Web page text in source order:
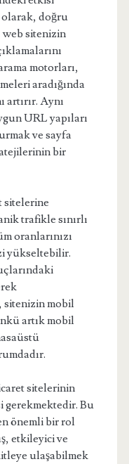
doğru
sitenizin
motorları,
aradığında
artırır. Aynı
URL yapıları
ve sayfa
bir
sitelerine
trafikle sınırlı
oranlarınızı
yükseltebilir.
sitenizin mobil
artık mobil
sitelerinin
gerekmektedir. Bu
önemli bir rol
etkileyici ve
ulaşabilmek